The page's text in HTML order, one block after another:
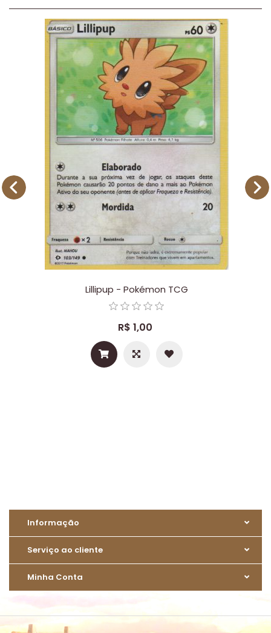
Lillipup - Pokémon TCG
R$ 1,00
Informação
Serviço ao cliente
Minha Conta